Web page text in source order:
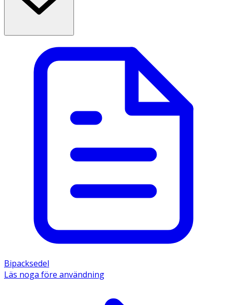
Bipacksedel
Läs noga före användning